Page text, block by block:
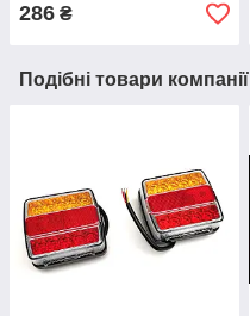
286 ₴
Подібні товари компанії